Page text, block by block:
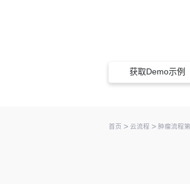
获取Demo示例
首页 > 云流程 > 肿瘤流程